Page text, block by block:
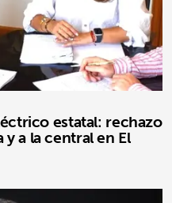
estatal: rechazo
a la central en El